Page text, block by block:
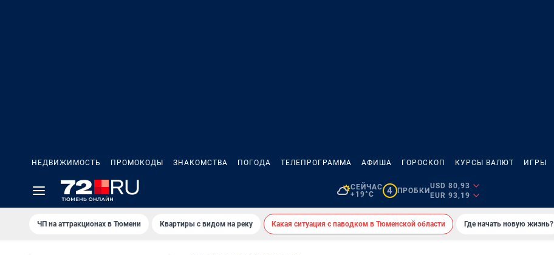
НЕДВИЖИМОСТЬ ПРОМОКОДЫ ЗНАКОМСТВА ПОГОДА ТЕЛЕПРОГРАММА АФИША ГОРОСКОП КУРСЫ ВАЛЮТ ИГРЫ
СЕЙЧАС
+19°C
4 ПРОБКИ
USD 80,93
EUR 93,19
ЧП на аттракционах в Тюмени Квартиры с видом на реку Какая ситуация с паводком в Тюменской области Где начать новую жизнь?